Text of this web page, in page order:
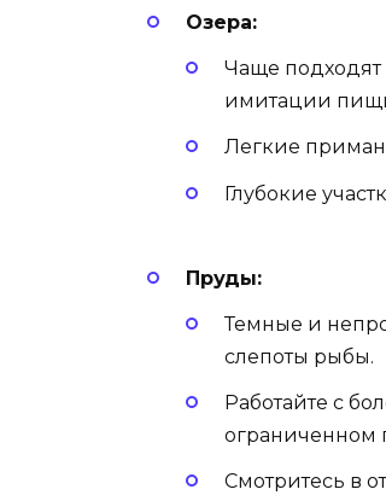
Озера:
Чаще подходят
имитации
Легкие
Глубокие
Пруды:
Темные и
слепоты рыбы.
Работайте с
ограниченном
Смотритесь в